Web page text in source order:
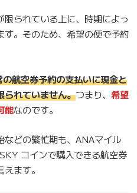
られている上に、時期によっ
。そのため、希望の便で予約
の航空券予約の支払いに現金と
られていません。つまり、 希望
能なのです。
などの繁忙期も、ANAマイル
コインで購入できる航空券
ます。